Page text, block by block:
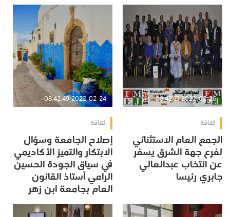
2022-02-26 08:42:21
ثقافة
الجمع العام الاستثنائي
لفرع جهة الشرق يسفر
عن انتخاب عبدالعالي
جابري رئيسا
2022-02-24 08:42:49
ثقافة
إصلاح الجامعة وسؤال
الابتكار والتميز الأكاديمي
في سياق الجودة الحسين
الرامي أستاذ القانون
العام بجامعة ابن زهر